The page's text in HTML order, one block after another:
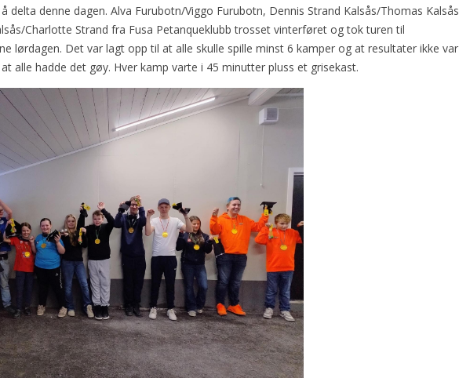
delta denne dagen. Alva Furubotn/Viggo Furubotn, Dennis Strand Kalsås/Thomas Kalsås
Charlotte Strand fra Fusa Petanqueklubb trosset vinterføret og tok turen til
lørdagen. Det var lagt opp til at alle skulle spille minst 6 kamper og at resultater ikke var
alle hadde det gøy. Hver kamp varte i 45 minutter pluss et grisekast.